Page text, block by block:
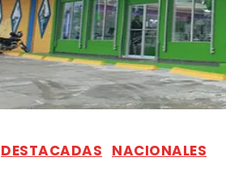
DESTACADAS NACIONALES